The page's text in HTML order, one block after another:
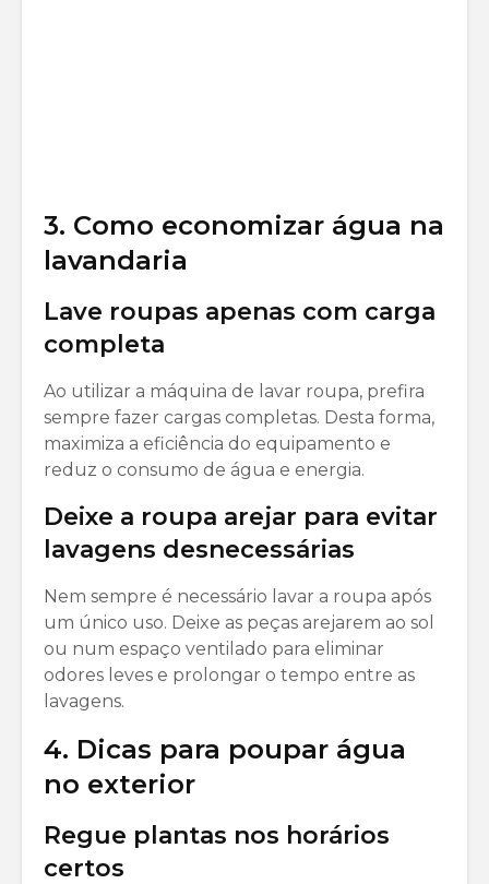
3. Como economizar água na
lavandaria
Lave roupas apenas com carga
completa
Ao utilizar a máquina de lavar roupa, prefira
sempre fazer cargas completas. Desta forma,
maximiza a eficiência do equipamento e
reduz o consumo de água e energia.
Deixe a roupa arejar para evitar
lavagens desnecessárias
Nem sempre é necessário lavar a roupa após
um único uso. Deixe as peças arejarem ao sol
ou num espaço ventilado para eliminar
odores leves e prolongar o tempo entre as
lavagens.
4. Dicas para poupar água
no exterior
Regue plantas nos horários
certos